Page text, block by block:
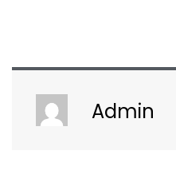
Admin